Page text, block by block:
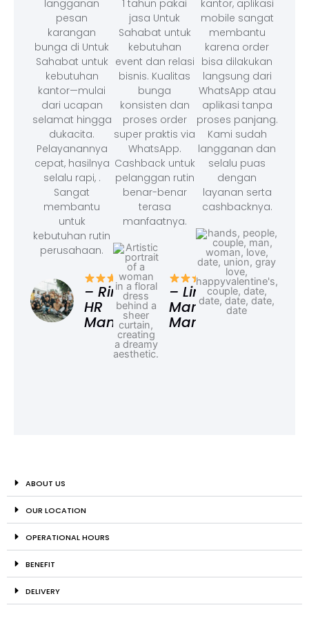
langganan
pesan
karangan
bunga di Untuk
Sahabat untuk
kebutuhan
kantor—mulai
dari ucapan
selamat hingga
dukacita.
Pelayanannya
cepat, hasilnya
selalu rapi, .
Sangat
membantu
untuk
kebutuhan rutin
perusahaan.
– Rina,
HR
Manager
1 tahun pakai
jasa Untuk
Sahabat untuk
kebutuhan
event dan relasi
bisnis. Kualitas
bunga
konsisten dan
proses order
super praktis via
WhatsApp.
Cashback untuk
pelanggan rutin
benar-benar
terasa
manfaatnya.
– Linda,
Marketing
Manager
kantor, aplikasi
mobile sangat
membantu
karena order
bisa dilakukan
langsung dari
WhatsApp atau
aplikasi tanpa
proses panjang.
Kami sudah
langganan dan
selalu puas
dengan
layanan serta
cashbacknya.
ABOUT US
OUR LOCATION
OPERATIONAL HOURS
BENEFIT
DELIVERY